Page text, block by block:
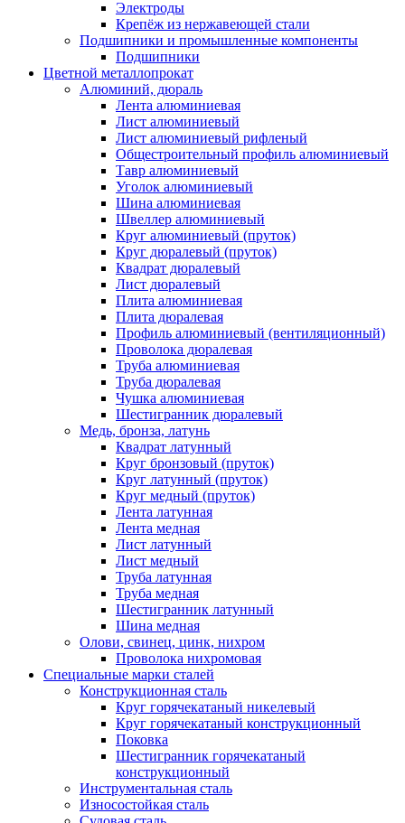
Электроды
Крепёж из нержавеющей стали
Подшипники и промышленные компоненты
Подшипники
Цветной металлопрокат
Алюминий, дюраль
Лента алюминиевая
Лист алюминиевый
Лист алюминиевый рифленый
Общестроительный профиль алюминиевый
Тавр алюминиевый
Уголок алюминиевый
Шина алюминиевая
Швеллер алюминиевый
Круг алюминиевый (пруток)
Круг дюралевый (пруток)
Квадрат дюралевый
Лист дюралевый
Плита алюминиевая
Плита дюралевая
Профиль алюминиевый (вентиляционный)
Проволока дюралевая
Труба алюминиевая
Труба дюралевая
Чушка алюминиевая
Шестигранник дюралевый
Медь, бронза, латунь
Квадрат латунный
Круг бронзовый (пруток)
Круг латунный (пруток)
Круг медный (пруток)
Лента латунная
Лента медная
Лист латунный
Лист медный
Труба латунная
Труба медная
Шестигранник латунный
Шина медная
Олови, свинец, цинк, нихром
Проволока нихромовая
Специальные марки сталей
Конструкционная сталь
Круг горячекатаный никелевый
Круг горячекатаный конструкционный
Поковка
Шестигранник горячекатаный
конструкционный
Инструментальная сталь
Износостойкая сталь